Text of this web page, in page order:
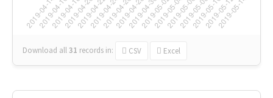
Download all31 records in: CSV Excel